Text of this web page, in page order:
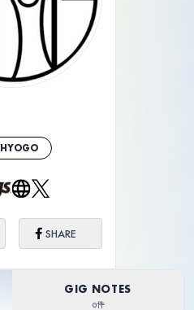
HYOGO
SHARE
GIG NOTES
0件